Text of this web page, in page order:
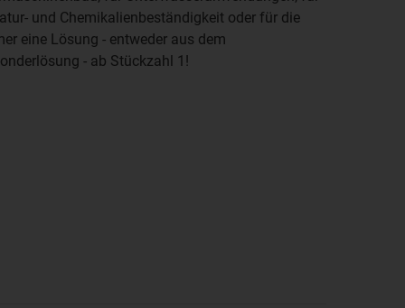
und Chemikalienbeständigkeit oder für die
eine Lösung - entweder aus dem
- ab Stückzahl 1!